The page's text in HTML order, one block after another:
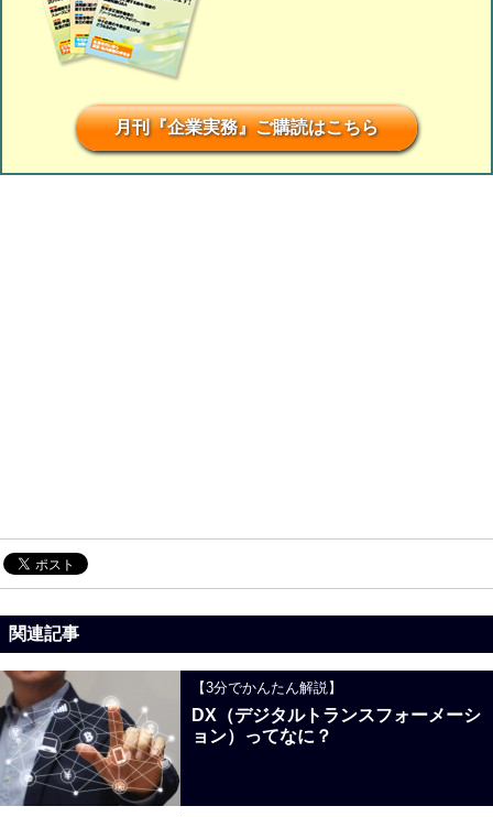
月刊『企業実務』ご購読はこちら
関連記事
【3分でかんたん解説】
DX（デジタルトランスフォーメーシ
ョン）ってなに？